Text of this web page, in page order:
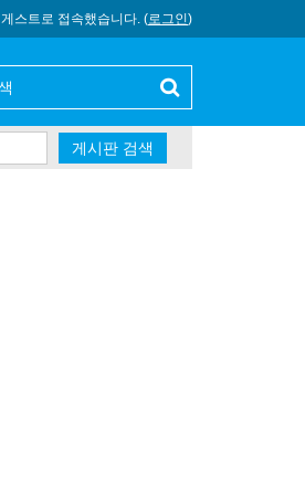
게스트로 접속했습니다. (로그인)